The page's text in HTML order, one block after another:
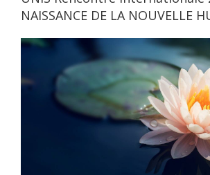
NAISSANCE DE LA NOUVELLE